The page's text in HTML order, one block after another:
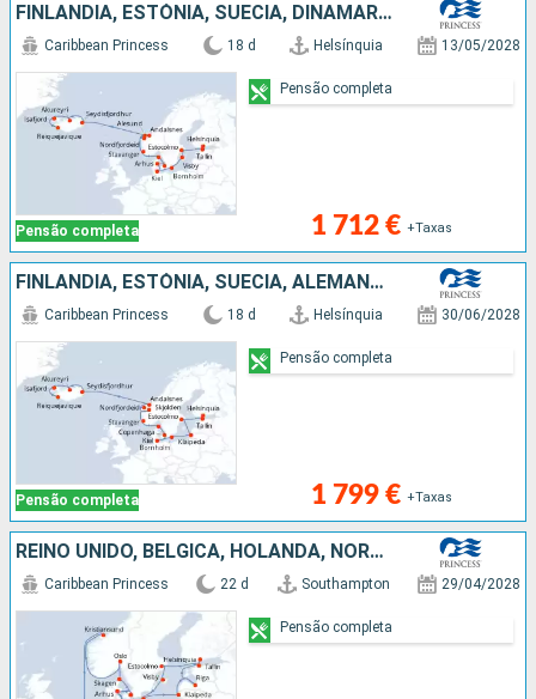
FINLÂNDIA, ESTÓNIA, SUÉCIA, DINAMARCA, ALEMANHA, NORUEGA, ISLÂNDIA
Pensão completa
Caribbean Princess 18 d Helsínquia 13/05/2028
1 712 € +Taxas
Pensão completa
FINLÂNDIA, ESTÓNIA, SUÉCIA, ALEMANHA, DINAMARCA, NORUEGA, ISLÂNDIA
Pensão completa
Caribbean Princess 18 d Helsínquia 30/06/2028
1 799 € +Taxas
Pensão completa
REINO UNIDO, BÉLGICA, HOLANDA, NORUEGA, ALEMANHA, LETÓNIA, FINLÂNDIA, ESTÓNIA, SUÉCIA, DINAMARCA
Caribbean Princess 22 d Southampton 29/04/2028
Pensão completa